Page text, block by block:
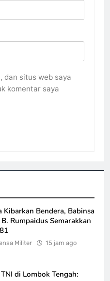
dan situs web saya
komentar saya
Kibarkan Bendera, Babinsa
Rumpaidus Semarakkan
Militer 15 jam ago
di Lombok Tengah: